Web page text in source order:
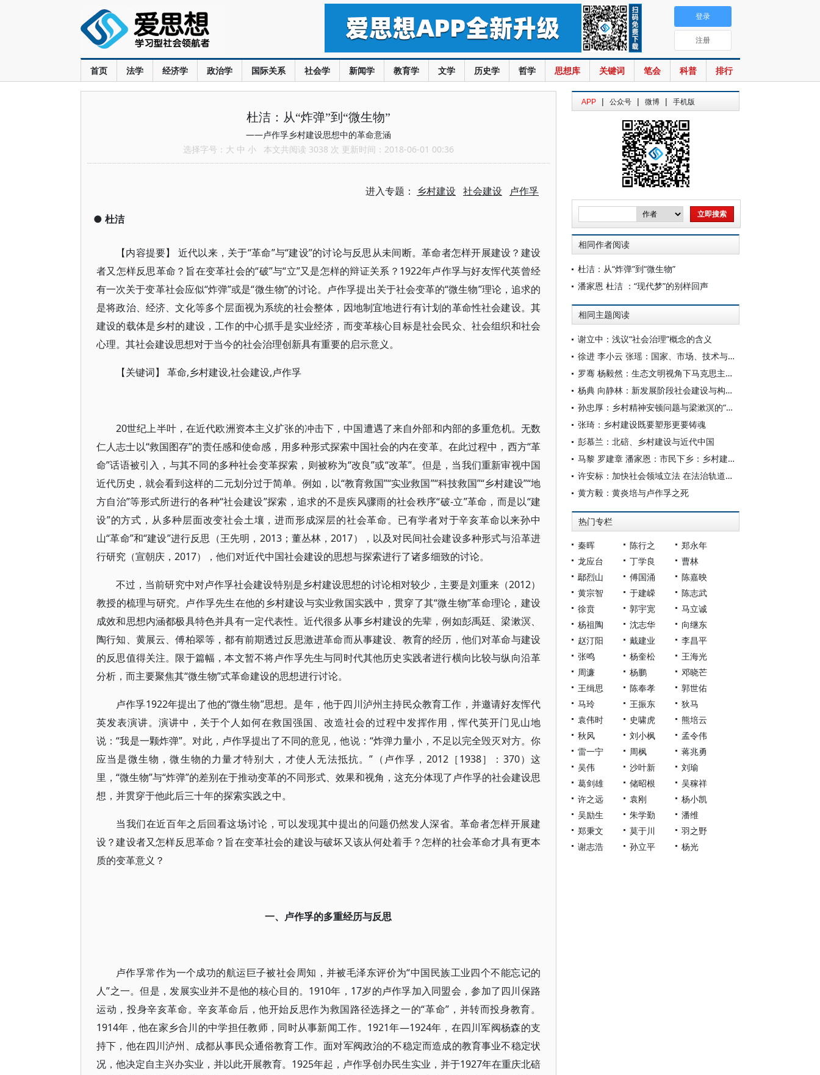
首页 法学 经济学 政治学 国际关系 社会学 新闻学 教育学 文学 历史学 哲学 思想库 关键词 笔会 科普 排行
登录
注册
杜洁：从“炸弹”到“微生物”
——卢作孚乡村建设思想中的革命意涵
选择字号： 大 中 小 本文共阅读 3038 次 更新时间：2018-06-01 00:36
进入专题： 乡村建设 社会建设 卢作孚
● 杜洁
【内容提要】 近代以来，关于“革命”与“建设”的讨论与反思从未间断。革命者怎样开展建设？建设
者又怎样反思革命？旨在变革社会的“破”与“立”又是怎样的辩证关系？1922年卢作孚与好友恽代英曾经
有一次关于变革社会应似“炸弹”或是“微生物”的讨论。卢作孚提出关于社会变革的“微生物”理论，追求的
是将政治、经济、文化等多个层面视为系统的社会整体，因地制宜地进行有计划的革命性社会建设。其
建设的载体是乡村的建设，工作的中心抓手是实业经济，而变革核心目标是社会民众、社会组织和社会
心理。其社会建设思想对于当今的社会治理创新具有重要的启示意义。
【关键词】 革命,乡村建设,社会建设,卢作孚
20世纪上半叶，在近代欧洲资本主义扩张的冲击下，中国遭遇了来自外部和内部的多重危机。无数
仁人志士以“救国图存”的责任感和使命感，用多种形式探索中国社会的内在变革。在此过程中，西方“革
命”话语被引入，与其不同的多种社会变革探索，则被称为“改良”或“改革”。但是，当我们重新审视中国
近代历史，就会看到这样的二元划分过于简单。例如，以“教育救国”“实业救国”“科技救国”“乡村建设”“地
方自治”等形式所进行的各种“社会建设”探索，追求的不是疾风骤雨的社会秩序“破-立”革命，而是以“建
设”的方式，从多种层面改变社会土壤，进而形成深层的社会革命。已有学者对于辛亥革命以来孙中
山“革命”和“建设”进行反思（王先明，2013；董丛林，2017），以及对民间社会建设多种形式与沿革进
行研究（宣朝庆，2017），他们对近代中国社会建设的思想与探索进行了诸多细致的讨论。
不过，当前研究中对卢作孚社会建设特别是乡村建设思想的讨论相对较少，主要是刘重来（2012）
教授的梳理与研究。卢作孚先生在他的乡村建设与实业救国实践中，贯穿了其“微生物”革命理论，建设
成效和思想内涵都极具特色并具有一定代表性。近代很多从事乡村建设的先辈，例如彭禹廷、梁漱溟、
陶行知、黄展云、傅柏翠等，都有前期透过反思激进革命而从事建设、教育的经历，他们对革命与建设
的反思值得关注。限于篇幅，本文暂不将卢作孚先生与同时代其他历史实践者进行横向比较与纵向沿革
分析，而主要聚焦其“微生物”式革命建设的思想进行讨论。
卢作孚1922年提出了他的“微生物”思想。是年，他于四川泸州主持民众教育工作，并邀请好友恽代
英发表演讲。演讲中，关于个人如何在救国强国、改造社会的过程中发挥作用，恽代英开门见山地
说：“我是一颗炸弹”。对此，卢作孚提出了不同的意见，他说：“炸弹力量小，不足以完全毁灭对方。你
应当是微生物，微生物的力量才特别大，才使人无法抵抗。”（卢作孚，2012［1938］：370）这
里，“微生物”与“炸弹”的差别在于推动变革的不同形式、效果和视角，这充分体现了卢作孚的社会建设思
想，并贯穿于他此后三十年的探索实践之中。
当我们在近百年之后回看这场讨论，可以发现其中提出的问题仍然发人深省。革命者怎样开展建
设？建设者又怎样反思革命？旨在变革社会的建设与破坏又该从何处着手？怎样的社会革命才具有更本
质的变革意义？
一、卢作孚的多重经历与反思
卢作孚常作为一个成功的航运巨子被社会周知，并被毛泽东评价为“中国民族工业四个不能忘记的
人”之一。但是，发展实业并不是他的核心目的。1910年，17岁的卢作孚加入同盟会，参加了四川保路
运动，投身辛亥革命。辛亥革命后，他开始反思作为救国路径选择之一的“革命”，并转而投身教育。
1914年，他在家乡合川的中学担任教师，同时从事新闻工作。1921年—1924年，在四川军阀杨森的支
持下，他在四川泸州、成都从事民众通俗教育工作。面对军阀政治的不稳定而造成的教育事业不稳定状
况，他决定自主兴办实业，并以此开展教育。1925年起，卢作孚创办民生实业，并于1927年在重庆北碚
APP | 公众号 | 微博 | 手机版
相同作者阅读
杜洁：从“炸弹”到“微生物”
潘家恩 杜洁 ：“现代梦”的别样回声
相同主题阅读
谢立中：浅议“社会治理”概念的含义
徐进 李小云 张瑶：国家、市场、技术与小农社会的互动——关于小农和乡村续存与发展的社会学笔记
罗骞 杨毅然：生态文明视角下马克思主义理论创新的三重维度
杨典 向静林：新发展阶段社会建设与构建新发展格局
孙忠厚：乡村精神安顿问题与梁漱溟的“儒家路线”
张琦：乡村建设既要塑形更要铸魂
彭慕兰：北碚、乡村建设与近代中国
马黎 罗建章 潘家恩：市民下乡：乡村建设的一种实践图景
许安标：加快社会领域立法 在法治轨道上加强社会建设
黄方毅：黄炎培与卢作孚之死
热门专栏
秦晖 陈行之
郑永年
龙应台
丁学良
曹林
鄢烈山
傅国涌
陈嘉映
黄宗智
于建嵘
陈志武
徐贲
郭宇宽
马立诚
杨祖陶
沈志华
向继东
赵汀阳
戴建业
李昌平
张鸣
杨奎松
王海光
周濂
杨鹏
邓晓芒
王缉思
陈奉孝
郭世佑
马玲
王振东
狄马
袁伟时
史啸虎
熊培云
秋风
刘小枫
孟令伟
雷一宁
周枫
蒋兆勇
吴伟
沙叶新
刘瑜
葛剑雄
储昭根
吴稼祥
许之远
袁刚
杨小凯
吴励生
朱学勤
潘维
郑秉文
莫于川
羽之野
谢志浩
孙立平 杨光